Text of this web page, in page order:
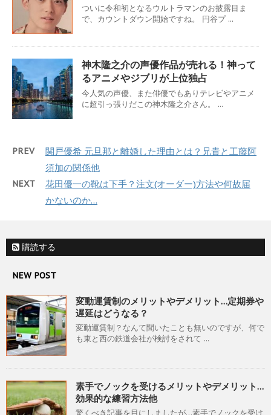
ついに令和初となるウルトラマンのお披露目ま
で、カウントダウン開始ですね。 円谷プ ...
神木隆之介の声優作品が売れる！神って
るアニメやジブリが上位独占
今人気の声優、また俳優でもありテレビやアニメ
に超引っ張りだこの神木隆之介さん。 ...
PREV
関戸優希 元旦那と離婚した理由とは？兄貴と工藤阿
須加の関係他
NEXT
花田優一の靴は下手？注文(オーダー)方法や何故届
かないのか…
購読する
NEW POST
変動運賃制のメリットやデメリット…定期券や
遅延はどうなる？
変動運賃制？なんて聞いたことも無いのですが、何で
も東と西の鉄道会社が検討をされて ...
素手でノックを受けるメリットやデメリット…
効果的な練習方法他